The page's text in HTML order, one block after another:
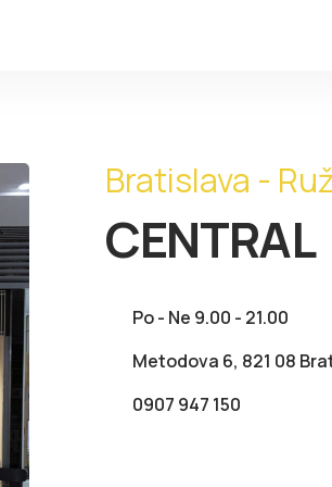
Bratislava -
CENTRAL
Po - Ne 9.00 - 21.00
Metodova 6, 821 08
0907 947 150